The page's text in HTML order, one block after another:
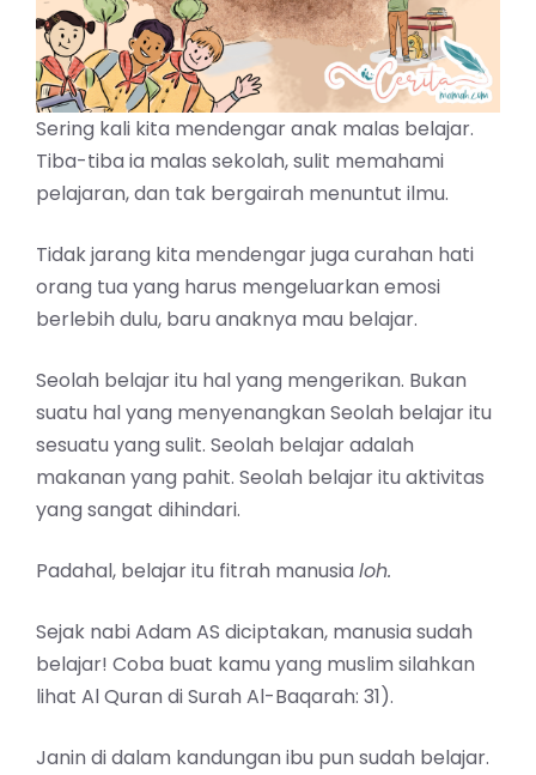
Sering kali kita mendengar anak malas belajar.
Tiba-tiba ia malas sekolah, sulit memahami
pelajaran, dan tak bergairah menuntut ilmu.
Tidak jarang kita mendengar juga curahan hati
orang tua yang harus mengeluarkan emosi
berlebih dulu, baru anaknya mau belajar.
Seolah belajar itu hal yang mengerikan. Bukan
suatu hal yang menyenangkan Seolah belajar itu
sesuatu yang sulit. Seolah belajar adalah
makanan yang pahit. Seolah belajar itu aktivitas
yang sangat dihindari.
Padahal, belajar itu fitrah manusia loh.
Sejak nabi Adam AS diciptakan, manusia sudah
belajar! Coba buat kamu yang muslim silahkan
lihat Al Quran di Surah Al-Baqarah: 31).
Janin di dalam kandungan ibu pun sudah belajar.